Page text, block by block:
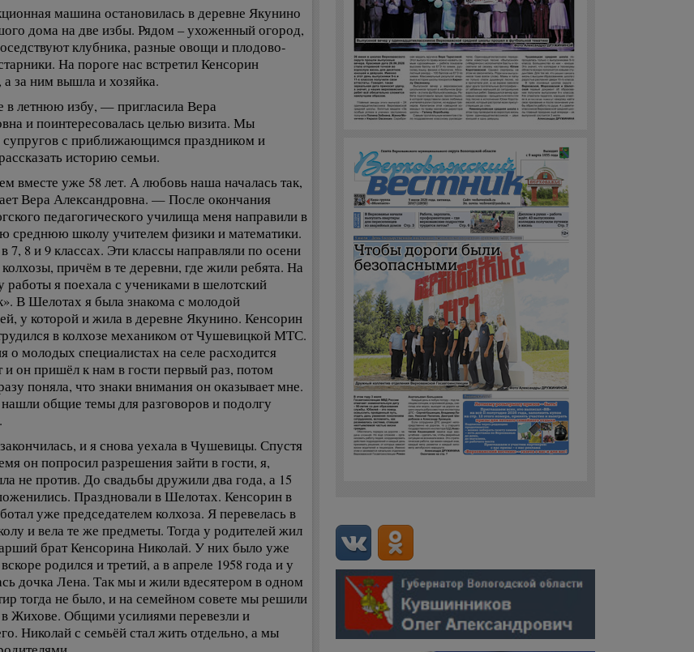
машина остановилась в деревне Якунино
дома на две избы. Рядом – ухоженный огород,
клубника, разные овощи и плодово-
На пороге нас встретил Кенсорин
за ним вышла и хозяйка.
в летнюю избу, — пригласила Вера
и поинтересовалась целью визита. Мы
супругов с приближающимся праздником и
историю семьи.
вместе уже 58 лет. А любовь наша началась так,
Вера Александровна. — После окончания
педагогического училища меня направили в
среднюю школу учителем физики и математики.
7, 8 и 9 классах. Эти классы направляли по осени
причём в те деревни, где жили ребята. На
работы я поехала с учениками в шелотский
В Шелотах я была знакома с молодой
у которой и жила в деревне Якунино. Кенсорин
в колхозе механиком от Чушевицкой МТС.
о молодых специалистах на селе расходится
и он пришёл к нам в гости первый раз, потом
поняла, что знаки внимания он оказывает мне.
общие темы для разговоров и подолгу
и я снова уехала в Чушевицы. Спустя
он попросил разрешения зайти в гости, я,
не против. До свадьбы дружили два года, а 15
Праздновали в Шелотах. Кенсорин в
уже председателем колхоза. Я перевелась в
и вела те же предметы. Тогда у родителей жил
брат Кенсорина Николай. У них было уже
родился и третий, а в апреле 1958 года и у
дочка Лена. Так мы и жили вдесятером в одном
тогда не было, и на семейном совете мы решили
Жихове. Общими усилиями перевезли и
Николай с семьёй стал жить отдельно, а мы